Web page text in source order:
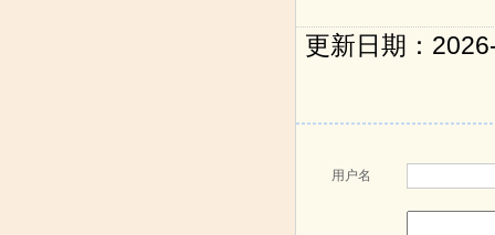
更新日期：
用户名